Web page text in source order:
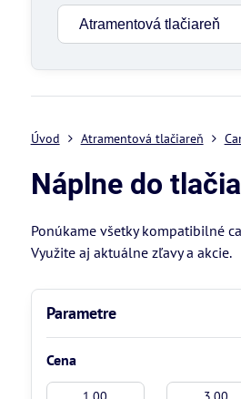
Úvod Atramentová tlačiareň
Náplne do
Ponúkame všetky kompatibilné
Využite aj aktuálne zľavy a akcie.
Parametre
Cena
Od:
Do: